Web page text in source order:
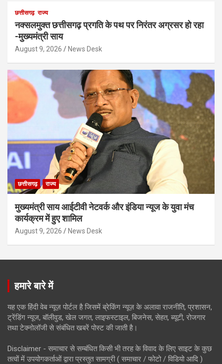
छत्तीसगढ़ राज्य
नक्सलमुक्त छत्तीसगढ़ प्रगति के पथ पर निरंतर अग्रसर हो रहा
-मुख्यमंत्री साय
August 9, 2026 News Desk
छत्तीसगढ़ राज्य
मुख्यमंत्री साय आईटीवी नेटवर्क और इंडिया न्यूज के युवा मंच
कार्यक्रम में हुए शामिल
August 9, 2026 News Desk
हमारे बारे में
यह एक हिंदी वेब न्यूज़ पोर्टल है जिसमें ब्रेकिंग न्यूज़ के अलावा राजनीति, प्रशासन,
ट्रेंडिंग न्यूज, बॉलीवुड, खेल जगत, लाइफस्टाइल, बिजनेस, सेहत, ब्यूटी, रोजगार
तथा टेक्नोलॉजी से संबंधित खबरें पोस्ट की जाती है।
Disclaimer - समाचार से सम्बंधित किसी भी तरह के विवाद के लिए साइट के कुछ
तत्वों में उपयोगकर्ताओं द्वारा प्रस्तुत सामग्री ( समाचार / फोटो / विडियो आदि )